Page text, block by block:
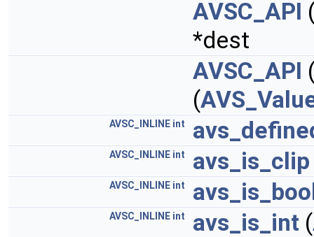
AVSC_API
*dest
AVSC_API
(
AVSC_INLINE int
AVSC_INLINE int avs_is_clip
AVSC_INLINE int
AVSC_INLINE int avs_is_int (